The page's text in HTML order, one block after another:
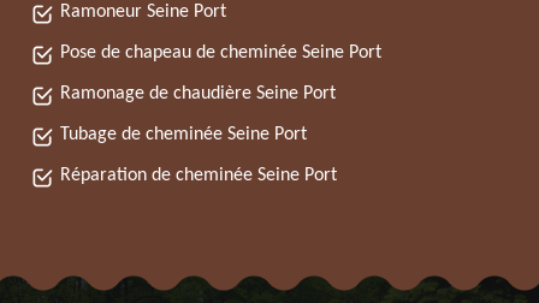
Ramoneur Seine Port
Pose de chapeau de cheminée Seine Port
Ramonage de chaudière Seine Port
Tubage de cheminée Seine Port
Réparation de cheminée Seine Port